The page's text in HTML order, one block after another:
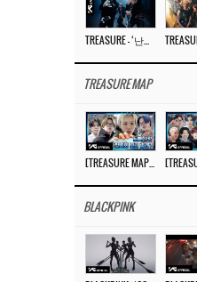
TREASURE MAP
BLACKPINK